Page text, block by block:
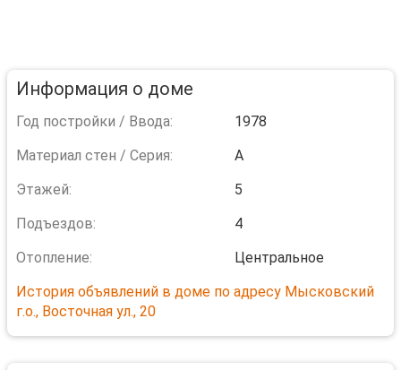
Информация о доме
Год постройки / Ввода:
1978
Материал стен / Серия:
A
Этажей:
5
Подъездов:
4
Отопление:
Центральное
История объявлений в доме по адресу Мысковский
г.о., Восточная ул., 20